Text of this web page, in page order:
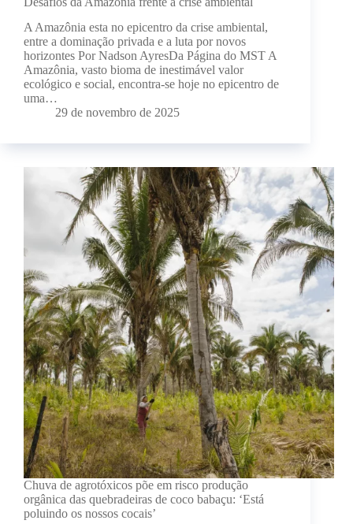
A Amazônia esta no epicentro da crise ambiental,
entre a dominação privada e a luta por novos
horizontes Por Nadson AyresDa Página do MST A
Amazônia, vasto bioma de inestimável valor
ecológico e social, encontra-se hoje no epicentro de
uma…
29 de novembro de 2025
Chuva de agrotóxicos põe em risco produção
orgânica das quebradeiras de coco babaçu: ‘Está
poluindo os nossos cocais’